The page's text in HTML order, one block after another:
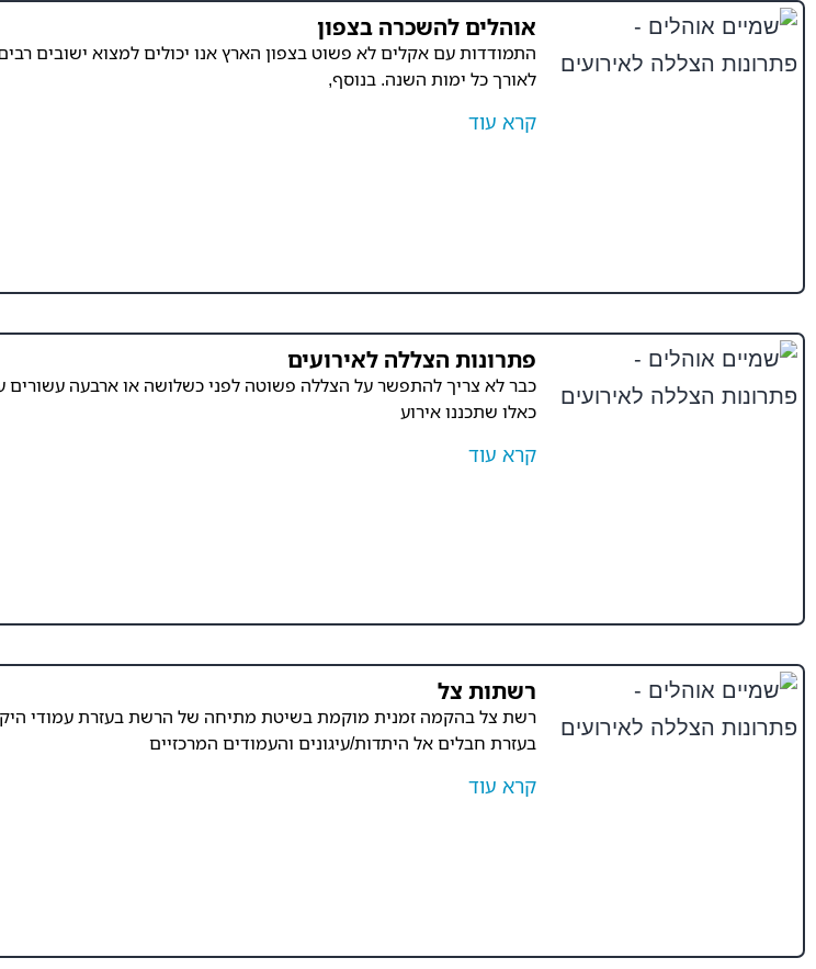
אוהלים להשכרה בצפון
התמודדות עם אקלים לא פשוט בצפון הארץ אנו יכולים למצוא ישובים
לאורך כל ימות השנה. בנוסף,
קרא עוד
פתרונות הצללה לאירועים
כבר לא צריך להתפשר על הצללה פשוטה לפני כשלושה או ארבעה עשורים
כאלו שתכננו אירוע
קרא עוד
רשתות צל
רשת צל בהקמה זמנית מוקמת בשיטת מתיחה של הרשת בעזרת עמודי
בעזרת חבלים אל היתדות/עיגונים והעמודים המרכזיים
קרא עוד